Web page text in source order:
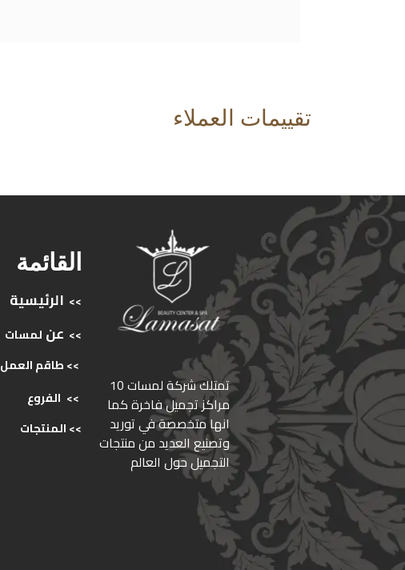
تقييمات العملاء
القائمة
>> الرئيسية
>> عن لمسات
>> طاقمالعمل
>> الفروع
>>المنتجات
ﺗﻤﺘﻠﻚ ﺷﺮﻛﺔ ﻟﻤﺴﺎت 10
ﻣﺮاﻛﺰ ﺗﺠﻤﻴﻞ ﻓﺎﺧﺮة كما
انها ﻣﺘﺨﺼﺼﺔ ﻓﻲ ﺗﻮرﻳﺪ
وﺗﺼﻨﻴﻊ اﻟﻌﺪﻳﺪ ﻣﻦ ﻣﻨﺘﺠﺎت
اﻟﺘﺠﻤﻴﻞ ﺣﻮل اﻟﻌﺎﻟﻢ